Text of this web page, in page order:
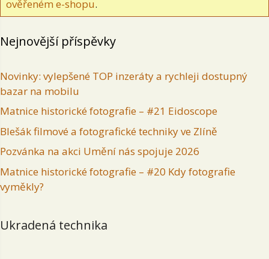
ověřeném e-shopu.
Nejnovější příspěvky
Novinky: vylepšené TOP inzeráty a rychleji dostupný
bazar na mobilu
Matnice historické fotografie – #21 Eidoscope
Blešák filmové a fotografické techniky ve Zlíně
Pozvánka na akci Umění nás spojuje 2026
Matnice historické fotografie – #20 Kdy fotografie
vyměkly?
Ukradená technika